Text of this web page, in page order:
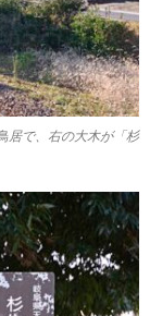
居で、右の大木が「杉